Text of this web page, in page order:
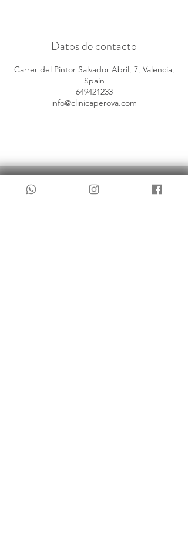
Datos de contacto
Carrer del Pintor Salvador Abril, 7, Valencia,
Spain
649421233
info@clinicaperova.com